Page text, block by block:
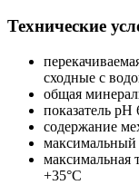
Технические
сходные с
общая
показатель рН
содержание
максимальный
максимальная
+35°С